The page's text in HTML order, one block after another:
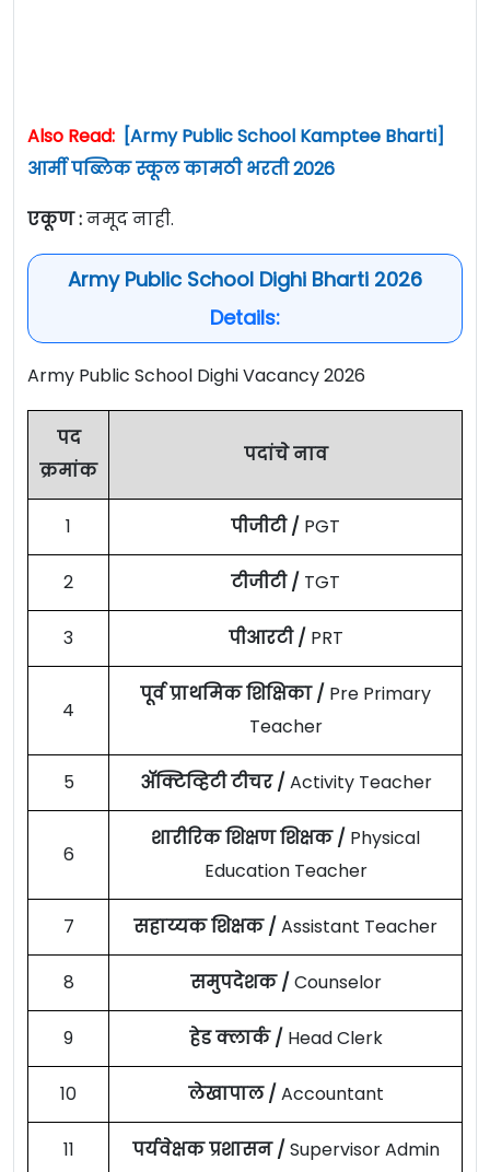
Also Read: [Army Public School Kamptee Bharti]
आर्मी पब्लिक स्कूल कामठी भरती 2026
एकूण :नमूद नाही.
Army Public School Dighi Bharti 2026
Details:
Army Public School Dighi Vacancy 2026
पद
क्रमांक
पदांचे नाव
1 पीजीटी / PGT
2 टीजीटी / TGT
3 पीआरटी / PRT
4
पूर्व प्राथमिक शिक्षिका / Pre Primary
Teacher
5 ॲक्टिव्हिटी टीचर / Activity Teacher
6
शारीरिक शिक्षण शिक्षक / Physical
Education Teacher
7 सहाय्यक शिक्षक / Assistant Teacher
8 समुपदेशक / Counselor
9 हेड क्लार्क / Head Clerk
10 लेखापाल / Accountant
11 पर्यवेक्षक प्रशासन / Supervisor Admin